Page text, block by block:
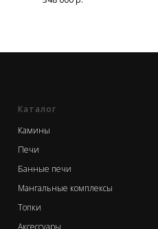
Каталог
Камины
Печи
Банные печи
Мангальные комплексы
Топки
Аксессуары